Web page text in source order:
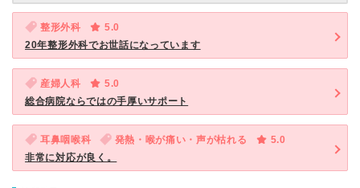
整形外科
5.0
20年整形外科でお世話になっています
産婦人科
5.0
総合病院ならではの手厚いサポート
耳鼻咽喉科 発熱・喉が痛い・声が枯れる
5.0
非常に対応が良く。